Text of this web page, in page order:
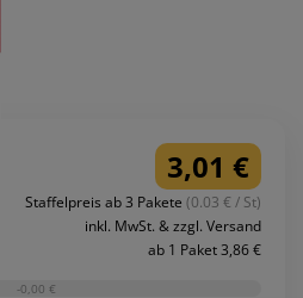
3,01 €
Staffelpreis ab 3 Pakete (0.03 € / St)
inkl. MwSt. & zzgl. Versand
ab 1 Paket 3,86 €
-0,00 €